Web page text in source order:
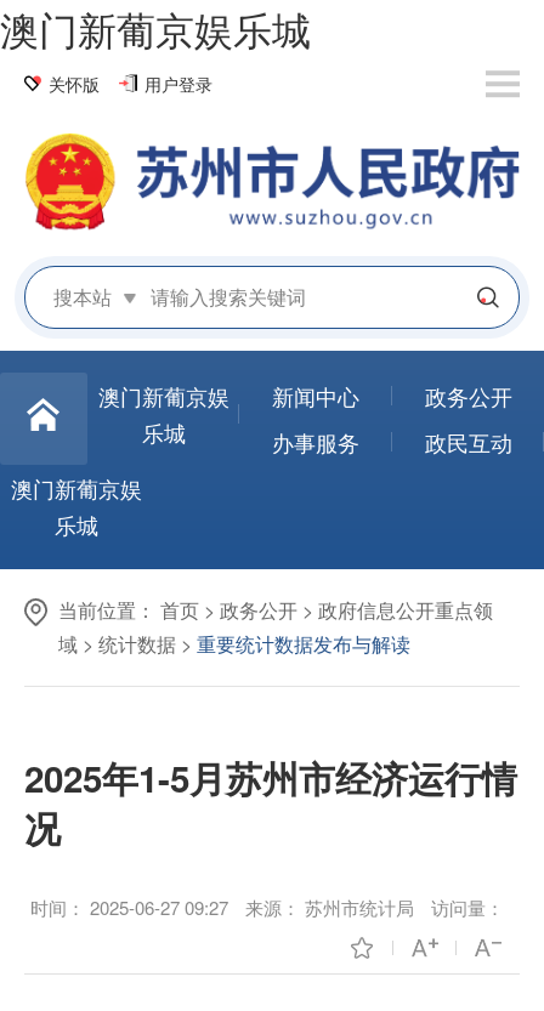
澳门新葡京娱乐城
关怀版 用户登录
搜本站
澳门新葡京娱
乐城
新闻中心
政务公开
办事服务
政民互动
澳门新葡京娱
乐城
当前位置： 首页 > 政务公开 > 政府信息公开重点领
域 > 统计数据 > 重要统计数据发布与解读
2025年1-5月苏州市经济运行情
况
时间： 2025-06-27 09:27 来源： 苏州市统计局 访问量：